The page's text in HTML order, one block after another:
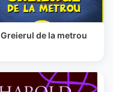
Greierul de la metrou